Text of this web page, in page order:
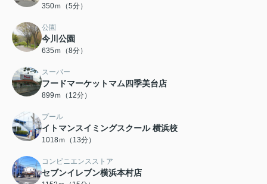
350ｍ（5分）
公園
今川公園
635ｍ（8分）
スーパー
フードマーケットマム四季美台店
899ｍ（12分）
プール
イトマンスイミングスクール 横浜校
1018ｍ（13分）
コンビニエンスストア
セブンイレブン横浜本村店